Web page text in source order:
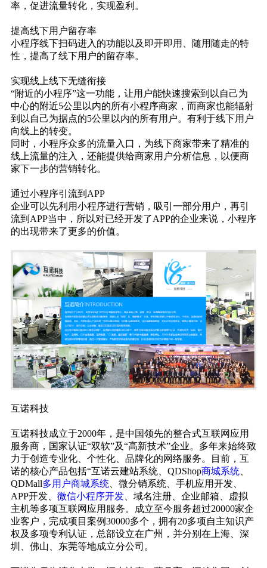
率，促进流量转化，实现盈利。
提高线下用户留存率
小程序线下扫码进入的功能以及即开即用、随用随走的特
性，提高了线下用户的留存率。
实现线上线下无缝衔接
“附近的小程序”这一功能，让用户能快速搜索到以自己为
中心的附近5公里以内的所有小程序商家，而商家也能辐射
到以自己为据点的5公里以内的所有用户。有利于线下用户
向线上的转变。
同时，小程序众多的流量入口，为线下商家带来了精准的
线上流量的注入，还能提供给商家用户分析信息，以便商
家下一步的营销转化。
通过小程序引流到APP
企业可以先利用小程序进行营销，吸引一部分用户，再引
流到APP当中，所以对已经开发了APP的企业来说，小程序
的出现带来了更多的价值。
互诺科技
互诺科技成立于2000年，是中国领先的整合式互联网应用
服务商，国家认证“双软”及“高新技术”企业。多年来始终致
力于创造专业化、个性化、品牌化的网络服务。目前，互
诺的核心产品包括“互诺云建站系统、QDShop商城系统、
QDMall多用户商城系统、微分销系统、手机应用开发、
APP开发、 微信小程序开发、域名注册、企业邮箱、虚拟
主机等多项互联网应用服务。成立至今服务超过20000家企
业客户，完成项目案例30000多个，拥有20多项自主知识产
权及多项专利认证，总部设立在广州，并分别在上海、深
圳、佛山、东莞等地成立分公司。